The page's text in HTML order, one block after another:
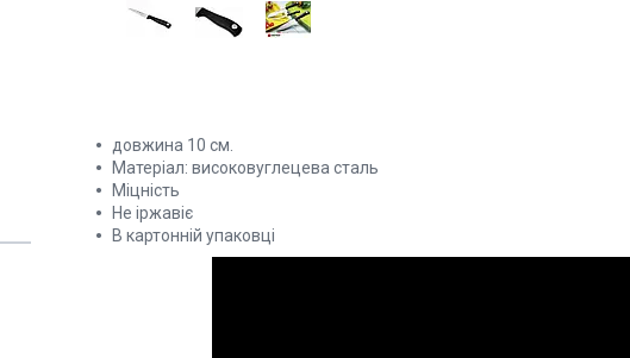
довжина 10 см.
Матеріал: високовуглецева сталь
Міцність
Не іржавіє
В картонній упаковці